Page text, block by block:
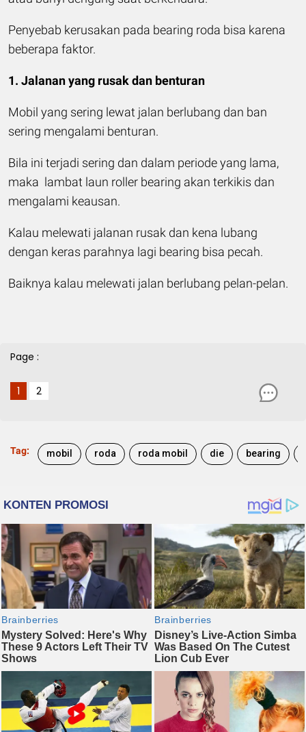
Penyebab kerusakan pada bearing roda bisa karena
beberapa faktor.
1. Jalanan yang rusak dan benturan
Mobil yang sering lewat jalan berlubang dan ban
sering mengalami benturan.
Bila ini terjadi sering dan dalam periode yang lama,
maka lambat laun roller bearing akan terkikis dan
mengalami keausan.
Kalau melewati jalanan rusak dan kena lubang
dengan keras parahnya lagi bearing bisa pecah.
Baiknya kalau melewati jalan berlubang pelan-pelan.
Page :
1 2
Tag: mobil roda roda mobil die bearing